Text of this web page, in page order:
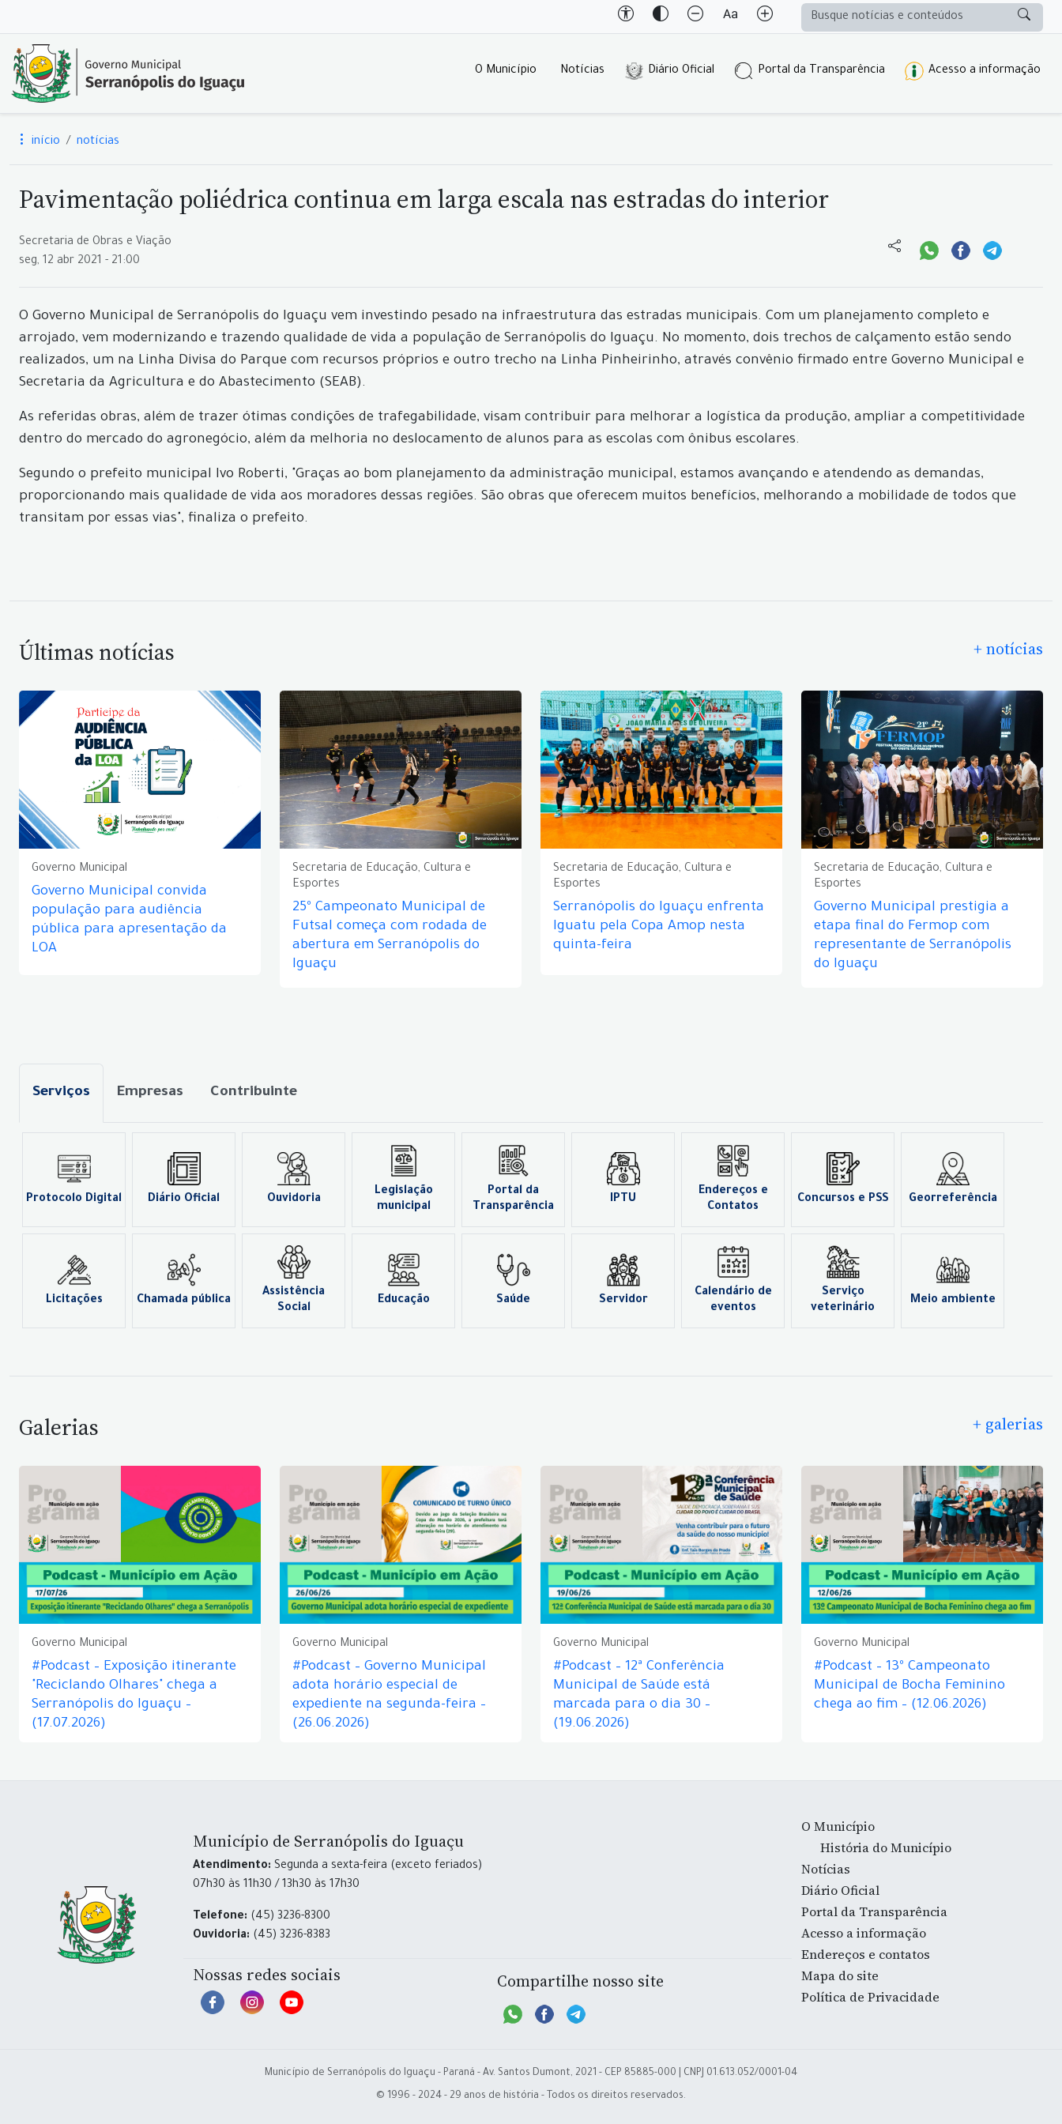
O Município Notícias Diário Oficial Portal da Transparência Acesso a informação
início notícias
Pavimentação poliédrica continua em larga escala nas estradas do interior
Secretaria de Obras e Viação
seg, 12 abr 2021 - 21:00
O Governo Municipal de Serranópolis do Iguaçu vem investindo pesado na infraestrutura das estradas municipais. Com um planejamento completo e
arrojado, vem modernizando e trazendo qualidade de vida a população de Serranópolis do Iguaçu. No momento, dois trechos de calçamento estão sendo
realizados, um na Linha Divisa do Parque com recursos próprios e outro trecho na Linha Pinheirinho, através convênio firmado entre Governo Municipal e
Secretaria da Agricultura e do Abastecimento (SEAB).
As referidas obras, além de trazer ótimas condições de trafegabilidade, visam contribuir para melhorar a logística da produção, ampliar a competitividade
dentro do mercado do agronegócio, além da melhoria no deslocamento de alunos para as escolas com ônibus escolares.
Segundo o prefeito municipal Ivo Roberti, "Graças ao bom planejamento da administração municipal, estamos avançando e atendendo as demandas,
proporcionando mais qualidade de vida aos moradores dessas regiões. São obras que oferecem muitos benefícios, melhorando a mobilidade de todos que
transitam por essas vias", finaliza o prefeito.
Últimas notícias + notícias
Governo Municipal
Governo Municipal convida
população para audiência
pública para apresentação da
LOA
Secretaria de Educação, Cultura e
Esportes
25º Campeonato Municipal de
Futsal começa com rodada de
abertura em Serranópolis do
Iguaçu
Secretaria de Educação, Cultura e
Esportes
Serranópolis do Iguaçu enfrenta
Iguatu pela Copa Amop nesta
quinta-feira
Secretaria de Educação, Cultura e
Esportes
Governo Municipal prestigia a
etapa final do Fermop com
representante de Serranópolis
do Iguaçu
Serviços Empresas Contribuinte
Protocolo Digital Diário Oficial Ouvidoria
Legislação
municipal
Portal da
Transparência
IPTU
Endereços e
Contatos
Concursos e PSS Georreferência
Licitações Chamada pública
Assistência
Social
Educação Saúde Servidor
Calendário de
eventos
Serviço
veterinário
Meio ambiente
Galerias + galerias
Governo Municipal
#Podcast – Exposição itinerante
"Reciclando Olhares" chega a
Serranópolis do Iguaçu –
(17.07.2026)
Governo Municipal
#Podcast – Governo Municipal
adota horário especial de
expediente na segunda-feira –
(26.06.2026)
Governo Municipal
#Podcast – 12ª Conferência
Municipal de Saúde está
marcada para o dia 30 –
(19.06.2026)
Governo Municipal
#Podcast – 13º Campeonato
Municipal de Bocha Feminino
chega ao fim – (12.06.2026)
Município de Serranópolis do Iguaçu
Atendimento: Segunda a sexta-feira (exceto feriados)
07h30 às 11h30 / 13h30 às 17h30
Telefone: (45) 3236-8300
Ouvidoria: (45) 3236-8383
Nossas redes sociais Compartilhe nosso site
O Município
História do Município
Notícias
Diário Oficial
Portal da Transparência
Acesso a informação
Endereços e contatos
Mapa do site
Política de Privacidade
Município de Serranópolis do Iguaçu - Paraná - Av. Santos Dumont, 2021 - CEP 85885-000 | CNPJ 01.613.052/0001-04
© 1996 - 2024 - 29 anos de história - Todos os direitos reservados.